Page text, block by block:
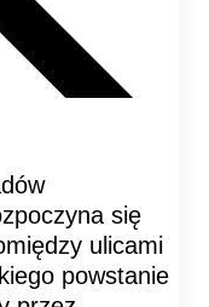
się
ulicami
powstanie